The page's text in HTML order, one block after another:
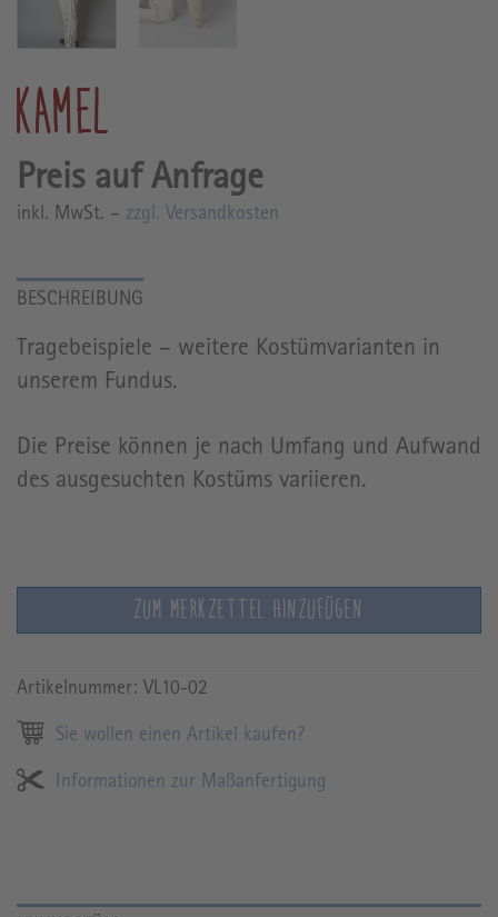
KAMEL
inkl. MwSt. – zzgl. Versandkosten
Tragebeispiele – weitere Kostümvarianten in
unserem Fundus.
Die Preise können je nach Umfang und Aufwand
des ausgesuchten Kostüms variieren.
ZUM MERKZETTEL HINZUFÜGEN
Artikelnummer: VL10-02
Sie wollen einen Artikel kaufen?
Informationen zur Maßanfertigung